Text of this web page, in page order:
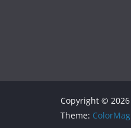
Copyright © 2026
Theme: ColorMag